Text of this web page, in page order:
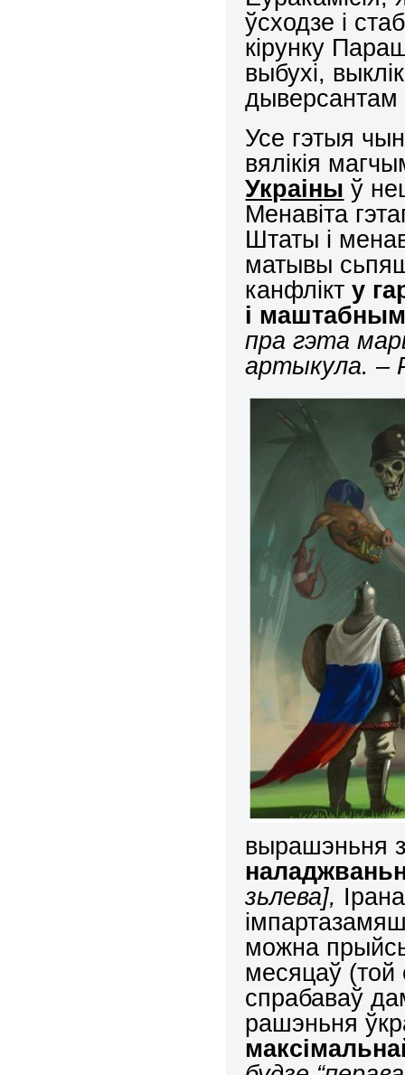
ўсходзе і
кірунку
выбухі,
дыверсантам
Усе гэтыя
вялікія
Украіны ў
Менавіта
Штаты і
матывы
канфлікту
і
пра гэта
артыкула. –
вырашэньня
зьлева],
можна
месяцаў (той
спрабаваў
рашэньня